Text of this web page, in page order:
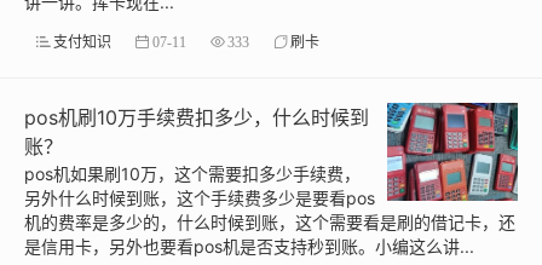
支付知识 07-11 333 刷卡
pos机刷10万手续费扣多少，什么时候到
账？
pos机如果刷10万，这个需要扣多少手续费，
另外什么时候到账，这个手续费多少是要看pos
机的费率是多少的，什么时候到账，这个需要看是刷的借记卡，还
是信用卡，另外也要看pos机是否支持秒到账。小编这么讲...